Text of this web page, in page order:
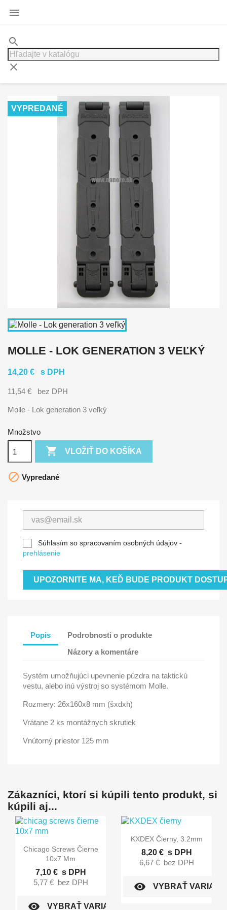

search
clear
VYPREDANÉ
MOLLE - LOK GENERATION 3 VEĽKÝ
14,20 € s DPH
11,54 € bez DPH
Molle - Lok generation 3 veľký
Množstvo
 VLOŽIŤ DO KOŠÍKA
 Vypredané
Súhlasím so spracovaním osobných údajov -
prehlásenie
UPOZORNITE MA, KEĎ BUDE PRODUKT
Popis
Podrobnosti o produkte
Názory a komentáre
Systém umožňujúci upevnenie púzdra na taktickú
vestu, alebo inú výstroj so systémom Molle.
Rozmery: 26x160x8 mm (šxdxh)
Vrátane 2 ks montážnych skrutiek
Vnútorný priestor 125 mm
Zákazníci, ktorí si kúpili tento produkt, si
kúpili aj...
Rýchly náhľad
Chicago Screws Čierne
10x7 Mm
7,10 € s DPH
5,77 € bez DPH
visibility VYBRAŤ VARIANT
Rýchly náhľad
KXDEX Čierny, 3.2mm
8,20 € s DPH
6,67 € bez DPH
visibility VYBRAŤ VARIANT